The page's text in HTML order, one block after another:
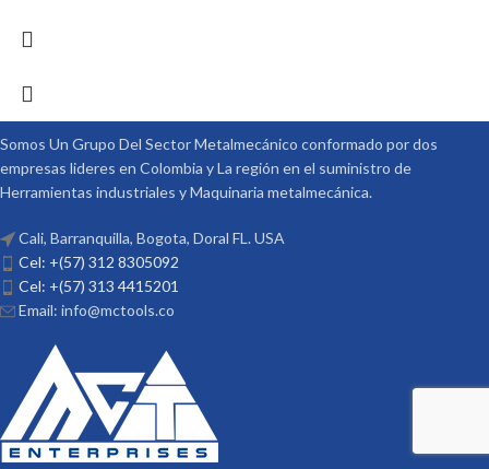
Somos Un Grupo Del Sector Metalmecánico conformado por dos
empresas lideres en Colombia y La región en el suministro de
Herramientas industriales y Maquinaria metalmecánica.
Cali, Barranquilla, Bogota, Doral FL. USA
Cel: +(57) 312 8305092
Cel: +(57) 313 4415201
Email: info@mctools.co